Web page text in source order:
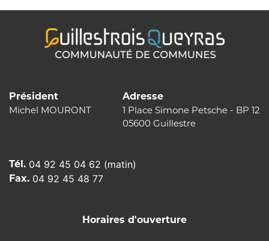
Président
Michel MOURONT
Adresse
1 Place Simone Petsche - BP 12
05600 Guillestre
Tél. 04 92 45 04 62 (matin)
Fax. 04 92 45 48 77
Horaires d'ouverture